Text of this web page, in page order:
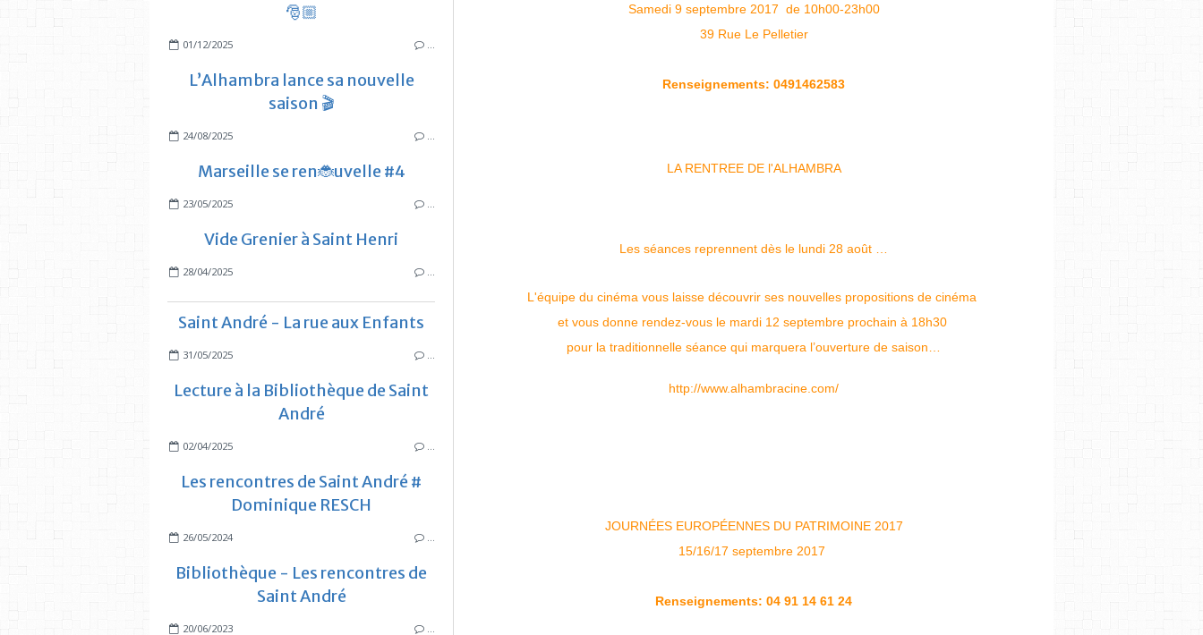
Samedi 9 septembre 2017 de 10h00-23h00
39 Rue Le Pelletier
Renseignements: 0491462583
LA RENTREE DE l'ALHAMBRA
Les séances reprennent dès le lundi 28 août …
L'équipe du cinéma vous laisse découvrir ses nouvelles propositions de cinéma
et vous donne rendez-vous le mardi 12 septembre prochain à 18h30
pour la traditionnelle séance qui marquera l’ouverture de saison…
http://www.alhambracine.com/
JOURNÉES EUROPÉENNES DU PATRIMOINE 2017
15/16/17 septembre 2017
Renseignements: 04 91 14 61 24
🎅🏼
01/12/2025
L’Alhambra lance sa nouvelle
saison 🎬
24/08/2025
Marseille se ren🐞uvelle #4
23/05/2025
Vide Grenier à Saint Henri
28/04/2025
Saint André - La rue aux Enfants
31/05/2025
Lecture à la Bibliothèque de Saint
André
02/04/2025
Les rencontres de Saint André #
Dominique RESCH
26/05/2024
Bibliothèque - Les rencontres de
Saint André
20/06/2023